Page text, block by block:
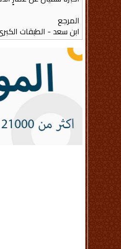
المرجع
ابن سعد - الطبقات